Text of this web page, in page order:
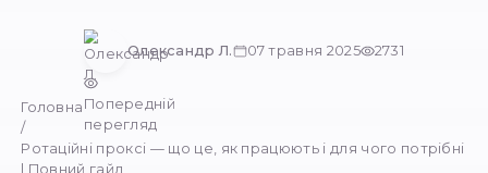
забезпечують високу анонімність,
Олександр Л. 07 травня 2025